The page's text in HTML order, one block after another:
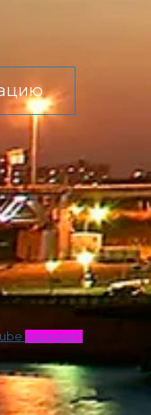
Instagram